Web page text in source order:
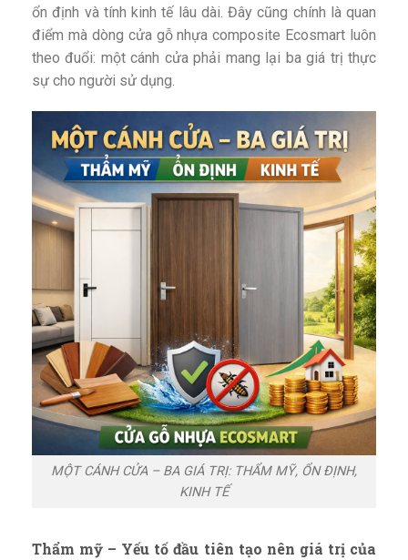
ổn định và tính kinh tế lâu dài. Đây cũng chính là quan
điểm mà dòng cửa gỗ nhựa composite Ecosmart luôn
theo đuổi: một cánh cửa phải mang lại ba giá trị thực
sự cho người sử dụng.
MỘT CÁNH CỬA – BA GIÁ TRỊ: THẨM MỸ, ỔN ĐỊNH,
KINH TẾ
Thẩm mỹ – Yếu tố đầu tiên tạo nên giá trị của